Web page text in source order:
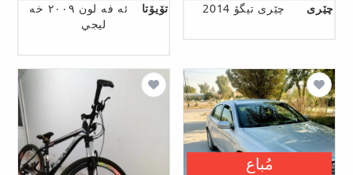
چێری چێری تیگۆ 2014 تۆیۆتا
ئه فه لون ٢٠٠٩ خه
ليجي
مُباع